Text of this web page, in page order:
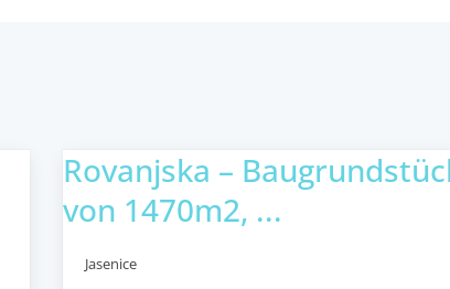
Rovanjska –
von 1470m2, ...
Jasenice